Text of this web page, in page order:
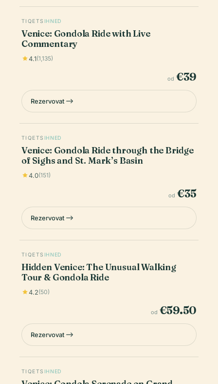
TIQETS IHNED
Venice: Gondola Ride with Live
Commentary
4.1(1,135)
od €39
Rezervovat
TIQETS IHNED
Venice: Gondola Ride through the Bridge
of Sighs and St. Mark’s Basin
4.0(151)
od €35
Rezervovat
TIQETS IHNED
Hidden Venice: The Unusual Walking
Tour & Gondola Ride
4.2(50)
od €59.50
Rezervovat
TIQETS IHNED